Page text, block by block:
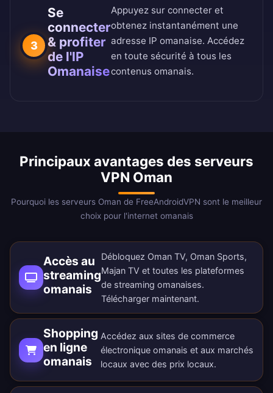
3
Se
connecter
& profiter
de l'IP
Omanaise
Appuyez sur connecter et
obtenez instantanément une
adresse IP omanaise. Accédez
en toute sécurité à tous les
contenus omanais.
Principaux avantages des serveurs
VPN Oman
Pourquoi les serveurs Oman de FreeAndroidVPN sont le meilleur
choix pour l'internet omanais
Accès au
streaming
omanais
Débloquez Oman TV, Oman Sports,
Majan TV et toutes les plateformes
de streaming omanaises.
Télécharger maintenant.
Shopping
en ligne
omanais
Accédez aux sites de commerce
électronique omanais et aux marchés
locaux avec des prix locaux.